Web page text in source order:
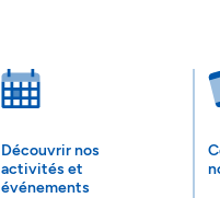
Découvrir nos
activités et
événements